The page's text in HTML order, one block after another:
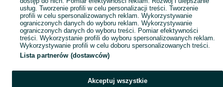
usług. Tworzenie profili w celu personalizacji treści. Tworzenie
profili w celu spersonalizowanych reklam. Wykorzystywanie
ograniczonych danych do wyboru reklam. Wykorzystywanie
ograniczonych danych do wyboru treści. Pomiar efektywności
treści. Wykorzystanie profili do wyboru spersonalizowanych reklam.
Wykorzystywanie profili w celu doboru spersonalizowanych treści.
Lista partnerów (dostawców)
Akceptuj wszystkie